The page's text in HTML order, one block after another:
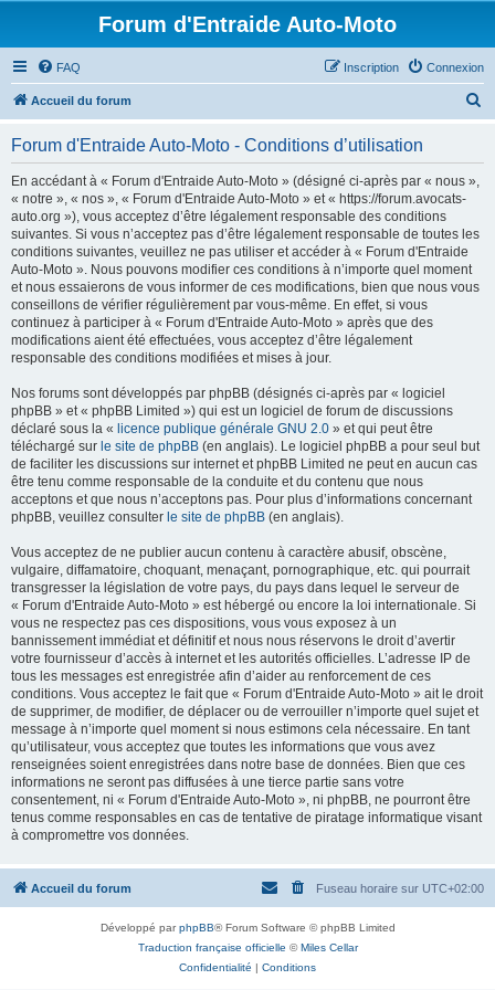
Forum d'Entraide Auto-Moto
FAQ Connexion
Inscription
Accueil du forum
Forum d'Entraide Auto-Moto - Conditions d’utilisation
En accédant à « Forum d'Entraide Auto-Moto » (désigné ci-après par « nous »,
« notre », « nos », « Forum d'Entraide Auto-Moto » et « https://forum.avocats-
auto.org »), vous acceptez d’être légalement responsable des conditions
suivantes. Si vous n’acceptez pas d’être légalement responsable de toutes les
conditions suivantes, veuillez ne pas utiliser et accéder à « Forum d'Entraide
Auto-Moto ». Nous pouvons modifier ces conditions à n’importe quel moment
et nous essaierons de vous informer de ces modifications, bien que nous vous
conseillons de vérifier régulièrement par vous-même. En effet, si vous
continuez à participer à « Forum d'Entraide Auto-Moto » après que des
modifications aient été effectuées, vous acceptez d’être légalement
responsable des conditions modifiées et mises à jour.
Nos forums sont développés par phpBB (désignés ci-après par « logiciel
phpBB » et « phpBB Limited ») qui est un logiciel de forum de discussions
déclaré sous la « licence publique générale GNU 2.0 » et qui peut être
téléchargé sur le site de phpBB (en anglais). Le logiciel phpBB a pour seul but
de faciliter les discussions sur internet et phpBB Limited ne peut en aucun cas
être tenu comme responsable de la conduite et du contenu que nous
acceptons et que nous n’acceptons pas. Pour plus d’informations concernant
phpBB, veuillez consulter le site de phpBB (en anglais).
Vous acceptez de ne publier aucun contenu à caractère abusif, obscène,
vulgaire, diffamatoire, choquant, menaçant, pornographique, etc. qui pourrait
transgresser la législation de votre pays, du pays dans lequel le serveur de
« Forum d'Entraide Auto-Moto » est hébergé ou encore la loi internationale. Si
vous ne respectez pas ces dispositions, vous vous exposez à un
bannissement immédiat et définitif et nous nous réservons le droit d’avertir
votre fournisseur d’accès à internet et les autorités officielles. L’adresse IP de
tous les messages est enregistrée afin d’aider au renforcement de ces
conditions. Vous acceptez le fait que « Forum d'Entraide Auto-Moto » ait le droit
de supprimer, de modifier, de déplacer ou de verrouiller n’importe quel sujet et
message à n’importe quel moment si nous estimons cela nécessaire. En tant
qu’utilisateur, vous acceptez que toutes les informations que vous avez
renseignées soient enregistrées dans notre base de données. Bien que ces
informations ne seront pas diffusées à une tierce partie sans votre
consentement, ni « Forum d'Entraide Auto-Moto », ni phpBB, ne pourront être
tenus comme responsables en cas de tentative de piratage informatique visant
à compromettre vos données.
Accueil du forum Fuseau horaire sur UTC+02:00
Développé parphpBB® Forum Software © phpBB Limited
Traduction française officielle ©Miles Cellar
Confidentialité | Conditions